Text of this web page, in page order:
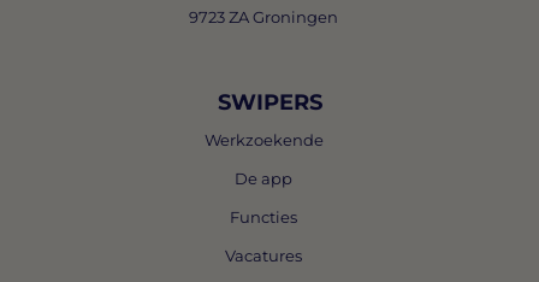
9723 ZA Groningen
SWIPERS
Werkzoekende
De app
Functies
Vacatures